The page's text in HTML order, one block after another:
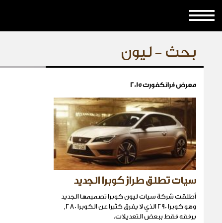
بحث - ليون
معرض فرانكفورت 2015
سيات تطلق طراز كوبرا الجديد
أطلقت شركة سيات ليون كوبرا تصميمها الجديد
وهو كوبرا 290 الذي لا يفرق كثيرا عن الكوبرا 280,
يرفقه فقط ببعض التعديلات.